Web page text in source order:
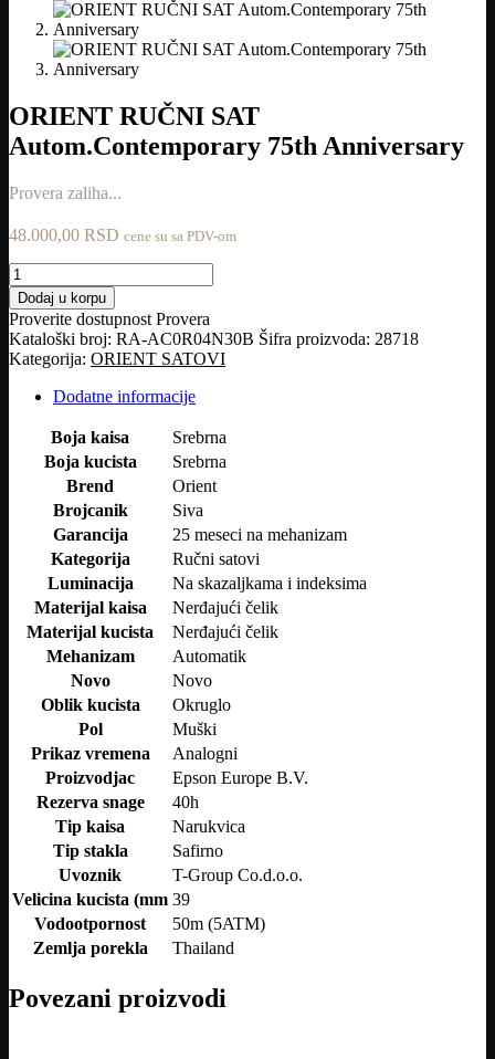
ORIENT RUČNI SAT
Autom.Contemporary 75th Anniversary
Provera zaliha...
48.000,00 RSD cene su sa PDV-om
ORIENT
RUČNI
SAT
Autom.Contemporary
75th
Anniversary
količina
Dodaj u korpu
Proverite dostupnost Provera
Kataloški broj: RA-AC0R04N30B Šifra proizvoda: 28718
Kategorija: ORIENT SATOVI
Dodatne informacije
Boja kaisa
Srebrna
Boja kucista
Srebrna
Brend
Orient
Brojcanik
Siva
Garancija
25 meseci na mehanizam
Kategorija
Ručni satovi
Luminacija
Na skazaljkama i indeksima
Materijal kaisa
Nerđajući čelik
Materijal kucista
Nerđajući čelik
Mehanizam
Automatik
Novo
Novo
Oblik kucista
Okruglo
Pol
Muški
Prikaz vremena
Analogni
Proizvodjac
Epson Europe B.V.
Rezerva snage
40h
Tip kaisa
Narukvica
Tip stakla
Safirno
Uvoznik
T-Group Co.d.o.o.
Velicina kucista (mm 39
Vodootpornost
50m (5ATM)
Zemlja porekla
Thailand
Povezani proizvodi